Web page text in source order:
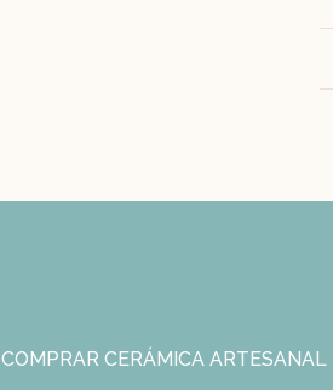
COMPRAR CERÁMICA ARTESANAL